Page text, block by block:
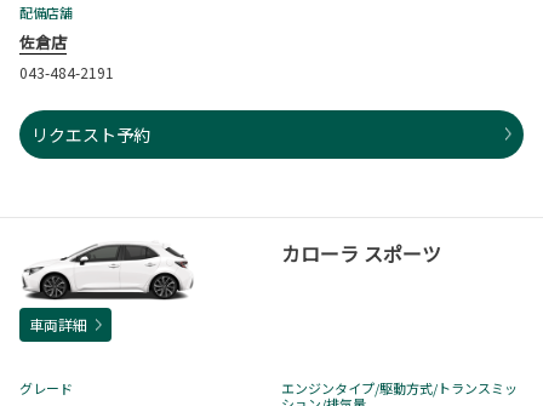
配備店舗
佐倉店
043-484-2191
リクエスト予約
カローラ スポーツ
車両詳細
グレード エンジンタイプ/駆動方式/トランスミッ